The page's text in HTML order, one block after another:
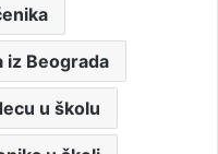
iz Beograda
u školu